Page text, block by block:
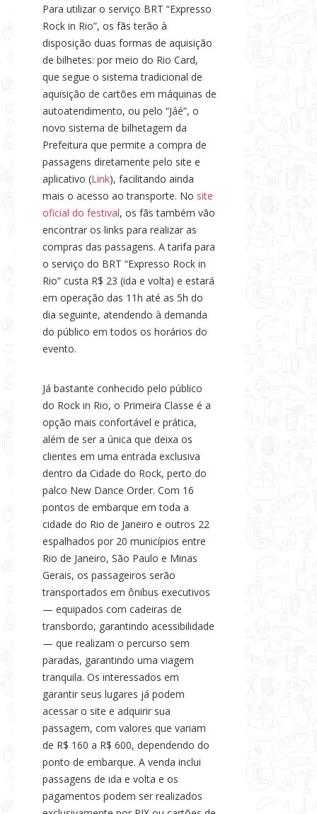
Para utilizar o serviço BRT “Expresso
Rock in Rio”, os fãs terão à
disposição duas formas de aquisição
de bilhetes: por meio do Rio Card,
que segue o sistema tradicional de
aquisição de cartões em máquinas de
autoatendimento, ou pelo “Jáé”, o
novo sistema de bilhetagem da
Prefeitura que permite a compra de
passagens diretamente pelo site e
aplicativo (Link), facilitando ainda
mais o acesso ao transporte. No site
oficial do festival, os fãs também vão
encontrar os links para realizar as
compras das passagens. A tarifa para
o serviço do BRT “Expresso Rock in
Rio” custa R$ 23 (ida e volta) e estará
em operação das 11h até as 5h do
dia seguinte, atendendo à demanda
do público em todos os horários do
evento.
Já bastante conhecido pelo público
do Rock in Rio, o Primeira Classe é a
opção mais confortável e prática,
além de ser a única que deixa os
clientes em uma entrada exclusiva
dentro da Cidade do Rock, perto do
palco New Dance Order. Com 16
pontos de embarque em toda a
cidade do Rio de Janeiro e outros 22
espalhados por 20 municípios entre
Rio de Janeiro, São Paulo e Minas
Gerais, os passageiros serão
transportados em ônibus executivos
— equipados com cadeiras de
transbordo, garantindo acessibilidade
— que realizam o percurso sem
paradas, garantindo uma viagem
tranquila. Os interessados em
garantir seus lugares já podem
acessar o site e adquirir sua
passagem, com valores que variam
de R$ 160 a R$ 600, dependendo do
ponto de embarque. A venda inclui
passagens de ida e volta e os
pagamentos podem ser realizados